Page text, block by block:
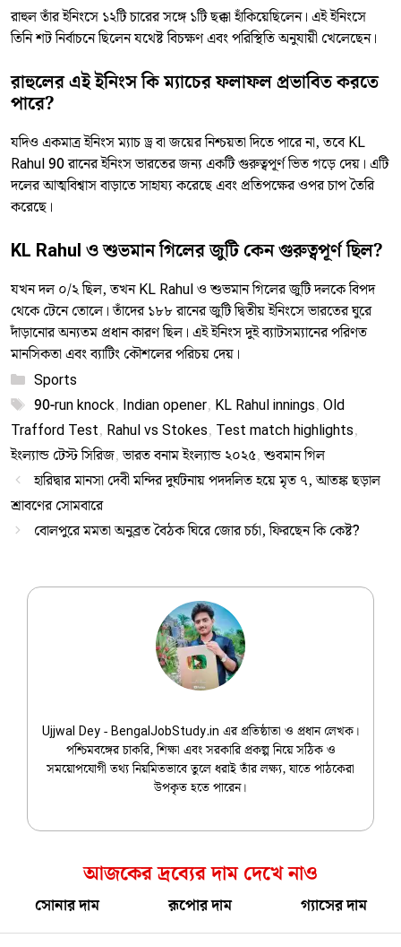
রাহুল তাঁর ইনিংসে ১২টি চারের সঙ্গে ১টি ছক্কা হাঁকিয়েছিলেন। এই ইনিংসে
তিনি শট নির্বাচনে ছিলেন যথেষ্ট বিচক্ষণ এবং পরিস্থিতি অনুযায়ী খেলেছেন।
রাহুলের এই ইনিংস কি ম্যাচের ফলাফল প্রভাবিত করতে
পারে?
যদিও একমাত্র ইনিংস ম্যাচ ড্র বা জয়ের নিশ্চয়তা দিতে পারে না, তবে KL
Rahul 90 রানের ইনিংস ভারতের জন্য একটি গুরুত্বপূর্ণ ভিত গড়ে দেয়। এটি
দলের আত্মবিশ্বাস বাড়াতে সাহায্য করেছে এবং প্রতিপক্ষের ওপর চাপ তৈরি
করেছে।
KL Rahul ও শুভমান গিলের জুটি কেন গুরুত্বপূর্ণ ছিল?
যখন দল ০/২ ছিল, তখন KL Rahul ও শুভমান গিলের জুটি দলকে বিপদ
থেকে টেনে তোলে। তাঁদের ১৮৮ রানের জুটি দ্বিতীয় ইনিংসে ভারতের ঘুরে
দাঁড়ানোর অন্যতম প্রধান কারণ ছিল। এই ইনিংস দুই ব্যাটসম্যানের পরিণত
মানসিকতা এবং ব্যাটিং কৌশলের পরিচয় দেয়।
Categories
Sports
Tags
90-run knock, Indian opener, KL Rahul innings, Old
Trafford Test, Rahul vs Stokes, Test match highlights,
ইংল্যান্ড টেস্ট সিরিজ,ভারত বনাম ইংল্যান্ড ২০২৫,শুবমান গিল
হারিদ্বার মানসা দেবী মন্দির দুর্ঘটনায় পদদলিত হয়ে মৃত ৭, আতঙ্ক ছড়াল
শ্রাবণের সোমবারে
বোলপুরে মমতা অনুব্রত বৈঠক ঘিরে জোর চর্চা, ফিরছেন কি কেষ্ট?
Ujjwal Dey - BengalJobStudy.in এর প্রতিষ্ঠাতা ও প্রধান লেখক।
পশ্চিমবঙ্গের চাকরি, শিক্ষা এবং সরকারি প্রকল্প নিয়ে সঠিক ও
সময়োপযোগী তথ্য নিয়মিতভাবে তুলে ধরাই তাঁর লক্ষ্য, যাতে পাঠকেরা
উপকৃত হতে পারেন।
আজকের দ্রব্যের দাম দেখে নাও
সোনার দাম রূপোর দাম গ্যাসের দাম